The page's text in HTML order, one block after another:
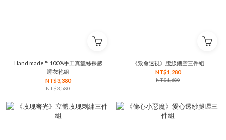
Hand made ™ 100%手工真蠶絲裸感
睡衣袍組
NT$3,380
NT$3,580
《致命透視》腰線鏤空三件組
NT$1,280
NT$1,680